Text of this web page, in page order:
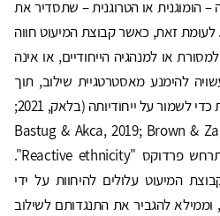
הומוגנית או הטרוגנית – שתסדיר את
זאת, כאשר קבוצת המיעוט חווה
או למנהגיה הייחודיים, או אינה
להימנע מאסטרטגיית שילוב, תוך
נטייה לנקוט התבדלות והסתגרות כדי לשמור על ייחודיותה (בלאק, 2021;
Bastug & Akca, 2019; Brown &
2012 ). במקרה כזה עשוי להתרחש פרדוקס "Reactive ethnicity".
המיעוט עלולים להיחוות על ידי
להגביר את התנגדותם לשילוב